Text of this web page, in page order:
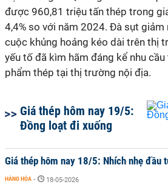
được 960,81 triệu tấn thép trong
4,4% so với năm 2024. Đà sụt giảm
cuộc khủng hoảng kéo dài trên thị
yếu tố đã kìm hãm đáng kể nhu
phẩm thép tại thị trường nội địa.
Giá thép hôm nay 19/5:
Đồng loạt đi xuống
Giá thép hôm nay 18/5: Nhích nhẹ đầu
HÀNG HÓA - 18-05-2026